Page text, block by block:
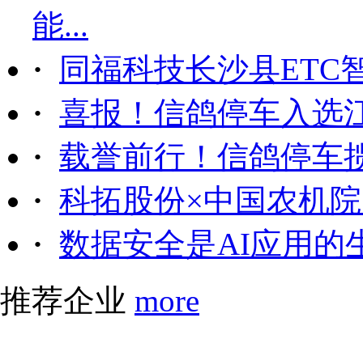
能...
·
同福科技长沙县ETC
· 喜报！信鸽停车入选
· 载誉前行！信鸽停车
· 科拓股份×中国农机
· 数据安全是AI应用的
推荐企业 more